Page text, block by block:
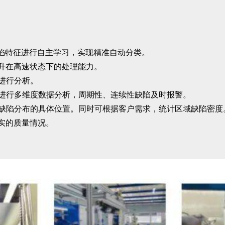
征进行自主学习，实现精准自动分类。
高速状态下的处理能力。
行分析。
多维度数据分析，周期性、连续性缺陷及时报警。
陷分布的具体位置。同时可根据客户需求，统计区域缺陷密度
质量情况。